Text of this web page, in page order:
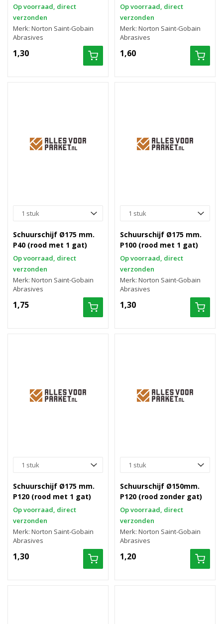
Op voorraad, direct
verzonden
Merk: Norton Saint-Gobain
Abrasives
1,30
Op voorraad, direct
verzonden
Merk: Norton Saint-Gobain
Abrasives
1,60
Schuurschijf Ø175 mm.
P40 (rood met 1 gat)
Op voorraad, direct
verzonden
Merk: Norton Saint-Gobain
Abrasives
1,75
Schuurschijf Ø175 mm.
P100 (rood met 1 gat)
Op voorraad, direct
verzonden
Merk: Norton Saint-Gobain
Abrasives
1,30
Schuurschijf Ø175 mm.
P120 (rood met 1 gat)
Op voorraad, direct
verzonden
Merk: Norton Saint-Gobain
Abrasives
1,30
Schuurschijf Ø150mm.
P120 (rood zonder gat)
Op voorraad, direct
verzonden
Merk: Norton Saint-Gobain
Abrasives
1,20